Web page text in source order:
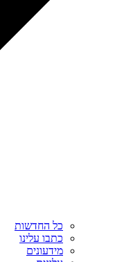
כל החדשות
כתבו עלינו
מידעונים